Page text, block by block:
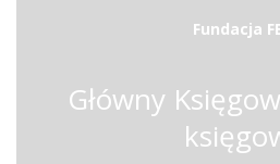
Fundacja
Główny